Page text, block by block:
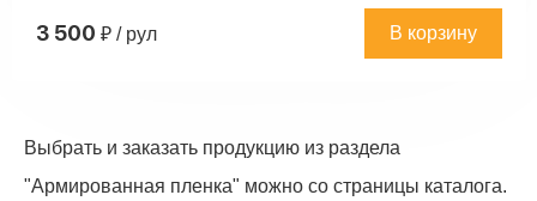
3 500 ₽ / рул В корзину
Выбрать и заказать продукцию из раздела
"Армированная пленка" можно со страницы каталога.